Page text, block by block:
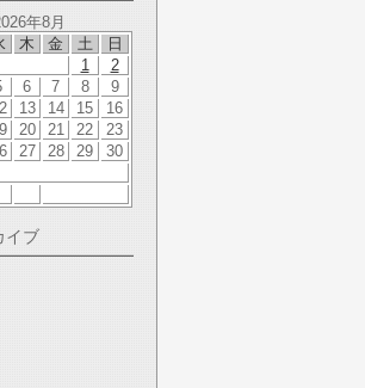
年8月
木 金 土 日
1
2
6 7 8
9
13 14 15
16
20 21 22
23
27 28 29
30
イブ